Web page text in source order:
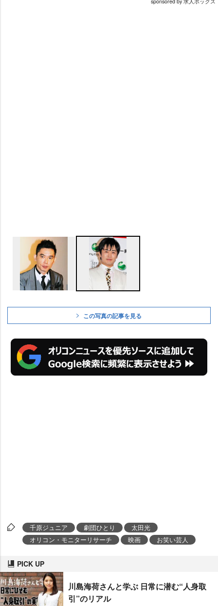
この写真の記事を見る
千原ジュニア 劇団ひとり
太田光
オリコン・モニターリサーチ
映画 お笑い芸人
PICK UP
川島海荷さんと学ぶ 日常に潜む“人身取
引”のリアル